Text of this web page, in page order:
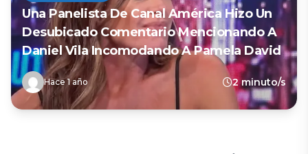
Una Panelista De Canal América Hizo Un
Desubicado Comentario Mencionando A
Daniel Vila Incomodando A Pamela David
Hace 1 año 2 minuto/s